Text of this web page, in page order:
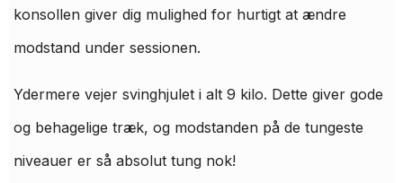
konsollen giver dig mulighed for hurtigt at ændre
modstand under sessionen.
Ydermere vejer svinghjulet i alt 9 kilo. Dette giver gode
og behagelige træk, og modstanden på de tungeste
niveauer er så absolut tung nok!